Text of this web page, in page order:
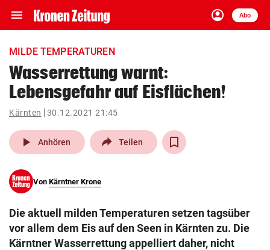
menu Navigation
ein-/ausklappen
account_circle
Anmelden
Abo
close Schließen
account_circle Anmelden
arrow_right
pin_drop
Wien arrow_right
search
eingeben
MILDE TEMPERATUREN
Wasserrettung warnt:
Lebensgefahr auf Eisflächen!
Kärnten 30.12.2021 21:45
play_arrow Anhören Teilen
Von Kärntner Krone
Die aktuell milden Temperaturen setzen tagsüber
vor allem dem Eis auf den Seen in Kärnten zu. Die
Kärntner Wasserrettung appelliert daher, nicht